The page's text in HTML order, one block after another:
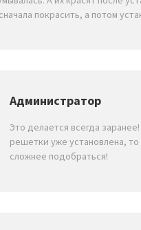
покрасить, а потом
Администратор
Это делается всегда заранее!
решетки уже установлена, то
сложнее подобраться!